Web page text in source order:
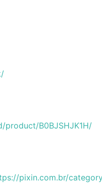
product/B0BJSHJK1H/
pixin.com.br/